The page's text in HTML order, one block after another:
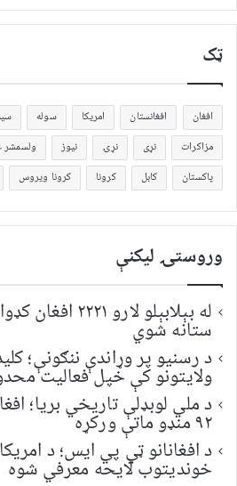
ټک
افغان افغانستان امریکا سوله
مزاکرات
نړی نړۍ نیوز ولسمشر
پاکستان
کابل کرونا کرونا ویروس
وروستۍ ليکنې
له بېلابېلو لارو
ستانه شوي
د رسنیو پر وړاندې ننګونې؛
ولایتونو کې خپل فعالیت
د ملي لوبډلې تاریخي بریا؛
۹۲ منډو ماتې ورکړه
د افغانانو ټي پي ایس؛ د
خونديتوب لایحه معرفي شوه